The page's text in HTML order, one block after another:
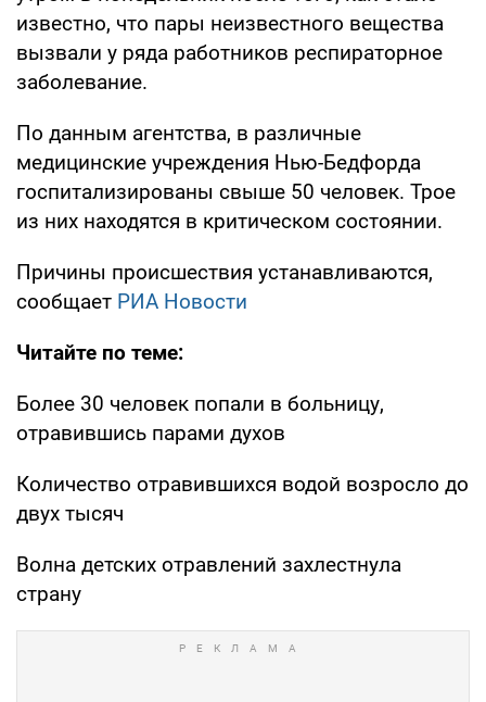
известно, что пары неизвестного вещества
вызвали у ряда работников респираторное
заболевание.
По данным агентства, в различные
медицинские учреждения Нью-Бедфорда
госпитализированы свыше 50 человек. Трое
из них находятся в критическом состоянии.
Причины происшествия устанавливаются,
сообщает РИА Новости
Читайте по теме:
Более 30 человек попали в больницу,
отравившись парами духов
Количество отравившихся водой возросло до
двух тысяч
Волна детских отравлений захлестнула
страну